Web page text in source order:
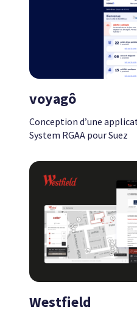
voyagô
Conception d’une
System RGAA pour Suez
Westfield